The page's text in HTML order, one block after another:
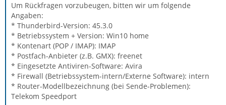
Um Rückfragen vorzubeugen, bitten wir um folgende
Angaben:
* Thunderbird-Version: 45.3.0
* Betriebssystem + Version: Win10 home
* Kontenart (POP / IMAP): IMAP
* Postfach-Anbieter (z.B. GMX): freenet
* Eingesetzte Antiviren-Software: Avira
* Firewall (Betriebssystem-intern/Externe Software): intern
* Router-Modellbezeichnung (bei Sende-Problemen):
Telekom Speedport